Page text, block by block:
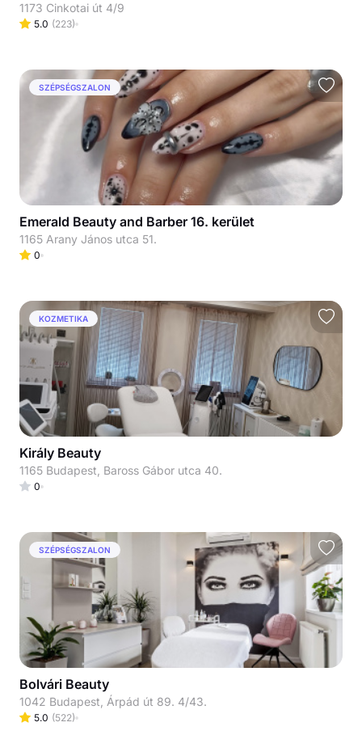
1173 Cinkotai út 4/9
5.0 (223)
SZÉPSÉGSZALON
Emerald Beauty and Barber 16. kerület
1165 Arany János utca 51.
0
KOZMETIKA
Király Beauty
1165 Budapest, Baross Gábor utca 40.
0
SZÉPSÉGSZALON
Bolvári Beauty
1042 Budapest, Árpád út 89. 4/43.
5.0 (522)